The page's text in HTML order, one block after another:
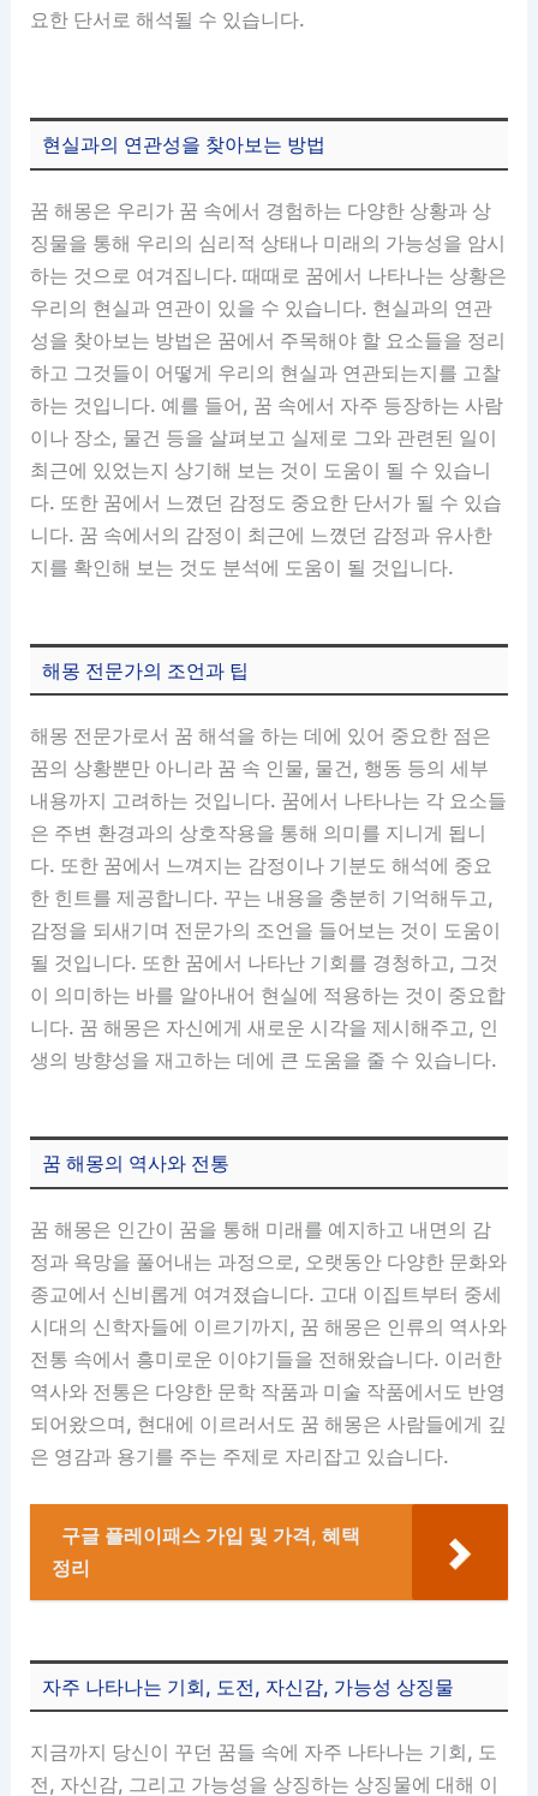
요한 단서로 해석될 수 있습니다.
현실과의 연관성을 찾아보는 방법
꿈 해몽은 우리가 꿈 속에서 경험하는 다양한 상황과 상
징물을 통해 우리의 심리적 상태나 미래의 가능성을 암시
하는 것으로 여겨집니다. 때때로 꿈에서 나타나는 상황은
우리의 현실과 연관이 있을 수 있습니다. 현실과의 연관
성을 찾아보는 방법은 꿈에서 주목해야 할 요소들을 정리
하고 그것들이 어떻게 우리의 현실과 연관되는지를 고찰
하는 것입니다. 예를 들어, 꿈 속에서 자주 등장하는 사람
이나 장소, 물건 등을 살펴보고 실제로 그와 관련된 일이
최근에 있었는지 상기해 보는 것이 도움이 될 수 있습니
다. 또한 꿈에서 느꼈던 감정도 중요한 단서가 될 수 있습
니다. 꿈 속에서의 감정이 최근에 느꼈던 감정과 유사한
지를 확인해 보는 것도 분석에 도움이 될 것입니다.
해몽 전문가의 조언과 팁
해몽 전문가로서 꿈 해석을 하는 데에 있어 중요한 점은
꿈의 상황뿐만 아니라 꿈 속 인물, 물건, 행동 등의 세부
내용까지 고려하는 것입니다. 꿈에서 나타나는 각 요소들
은 주변 환경과의 상호작용을 통해 의미를 지니게 됩니
다. 또한 꿈에서 느껴지는 감정이나 기분도 해석에 중요
한 힌트를 제공합니다. 꾸는 내용을 충분히 기억해두고,
감정을 되새기며 전문가의 조언을 들어보는 것이 도움이
될 것입니다. 또한 꿈에서 나타난 기회를 경청하고, 그것
이 의미하는 바를 알아내어 현실에 적용하는 것이 중요합
니다. 꿈 해몽은 자신에게 새로운 시각을 제시해주고, 인
생의 방향성을 재고하는 데에 큰 도움을 줄 수 있습니다.
꿈 해몽의 역사와 전통
꿈 해몽은 인간이 꿈을 통해 미래를 예지하고 내면의 감
정과 욕망을 풀어내는 과정으로, 오랫동안 다양한 문화와
종교에서 신비롭게 여겨졌습니다. 고대 이집트부터 중세
시대의 신학자들에 이르기까지, 꿈 해몽은 인류의 역사와
전통 속에서 흥미로운 이야기들을 전해왔습니다. 이러한
역사와 전통은 다양한 문학 작품과 미술 작품에서도 반영
되어왔으며, 현대에 이르러서도 꿈 해몽은 사람들에게 깊
은 영감과 용기를 주는 주제로 자리잡고 있습니다.
구글 플레이패스 가입 및 가격, 혜택
정리
자주 나타나는 기회, 도전, 자신감, 가능성 상징물
지금까지 당신이 꾸던 꿈들 속에 자주 나타나는 기회, 도
전, 자신감, 그리고 가능성을 상징하는 상징물에 대해 이